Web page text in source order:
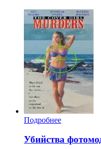
Подробнее
Убийства